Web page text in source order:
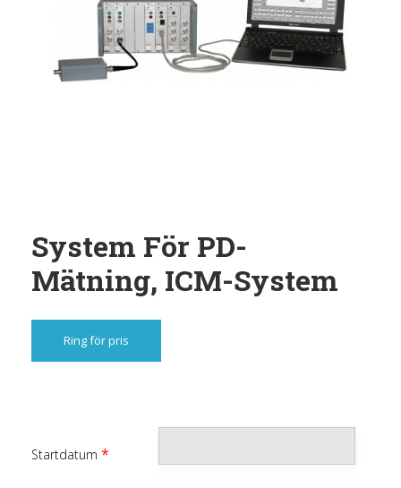
System För PD-
Mätning, ICM-System
Ring för pris
Startdatum *